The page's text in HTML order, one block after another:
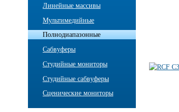
Линейные массивы
Мультимедийные
Полнодиапазонные
Сабвуферы
Студийные мониторы
Студийные сабвуферы
Сценические мониторы